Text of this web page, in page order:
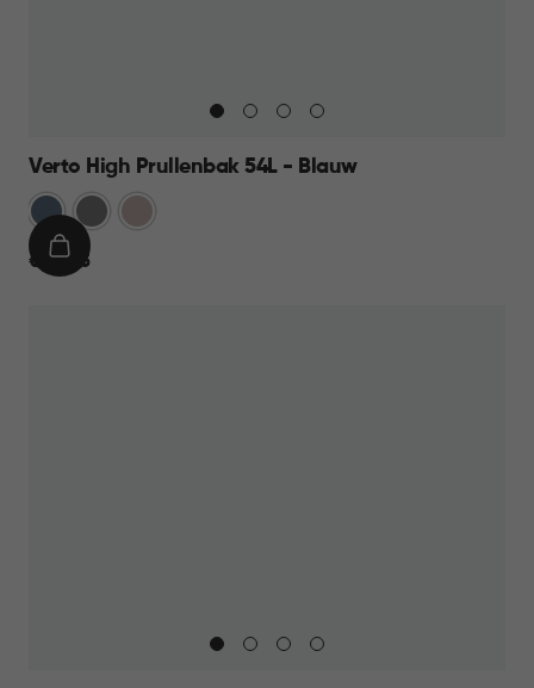
Verto High Prullenbak 54L - Blauw
BlauwGrijs Rose
€
€ 44,95
IN